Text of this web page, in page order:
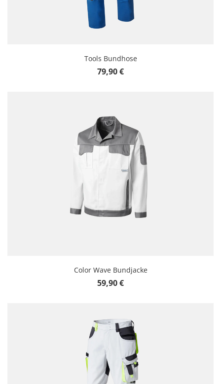
Tools Bundhose
Regulärer Preis:
79,90 €
Color Wave Bundjacke
Regulärer Preis:
59,90 €